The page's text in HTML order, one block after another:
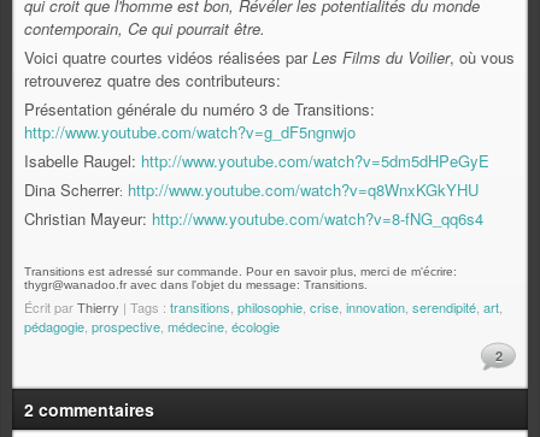
qui croit que l'homme est bon, Révéler les potentialités du monde
contemporain, Ce qui pourrait être.
Voici quatre courtes vidéos réalisées parLes Films du Voilier, où vous
retrouverez quatre des contributeurs:
Présentation générale du numéro 3 de Transitions:
http://www.youtube.com/watch?v=g_dF5ngnwjo
Isabelle Raugel: http://www.youtube.com/watch?v=5dm5dHPeGyE
Dina Scherrer: http://www.youtube.com/watch?v=q8WnxKGkYHU
Christian Mayeur: http://www.youtube.com/watch?v=8-fNG_qq6s4
Transitions est adressé sur commande. Pour en savoir plus, merci de m'écrire:
thygr@wanadoo.fr avec dans l'objet du message: Transitions.
Écrit parThierry | Tags : transitions philosophie crise innovation serendipité art
pédagogie prospective médecine écologie
2
2 commentaires